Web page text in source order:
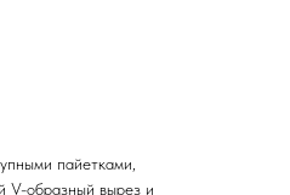
пайетками,
V-образный вырез и